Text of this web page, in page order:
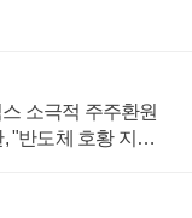
소극적 주주환원
"반도체 호황 지속